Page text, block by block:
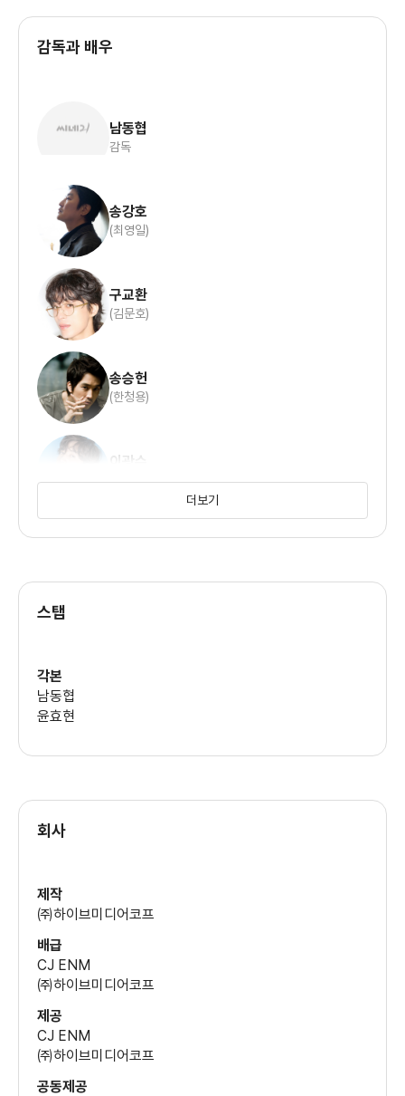
감독과 배우
남동협
감독
송강호
(최영일)
구교환
(김문호)
송승헌
(한청용)
이광수
(송사장)
(이읍장)
임원희
(군수)
더보기
스탭
각본
남동협
윤효현
회사
제작
㈜하이브미디어코프
배급
CJ ENM
㈜하이브미디어코프
제공
CJ ENM
㈜하이브미디어코프
공동제공